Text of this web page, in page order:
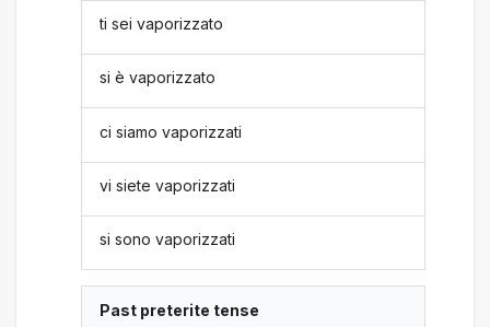
ti sei vaporizzato
si è vaporizzato
ci siamo vaporizzati
vi siete vaporizzati
si sono vaporizzati
Past preterite tense